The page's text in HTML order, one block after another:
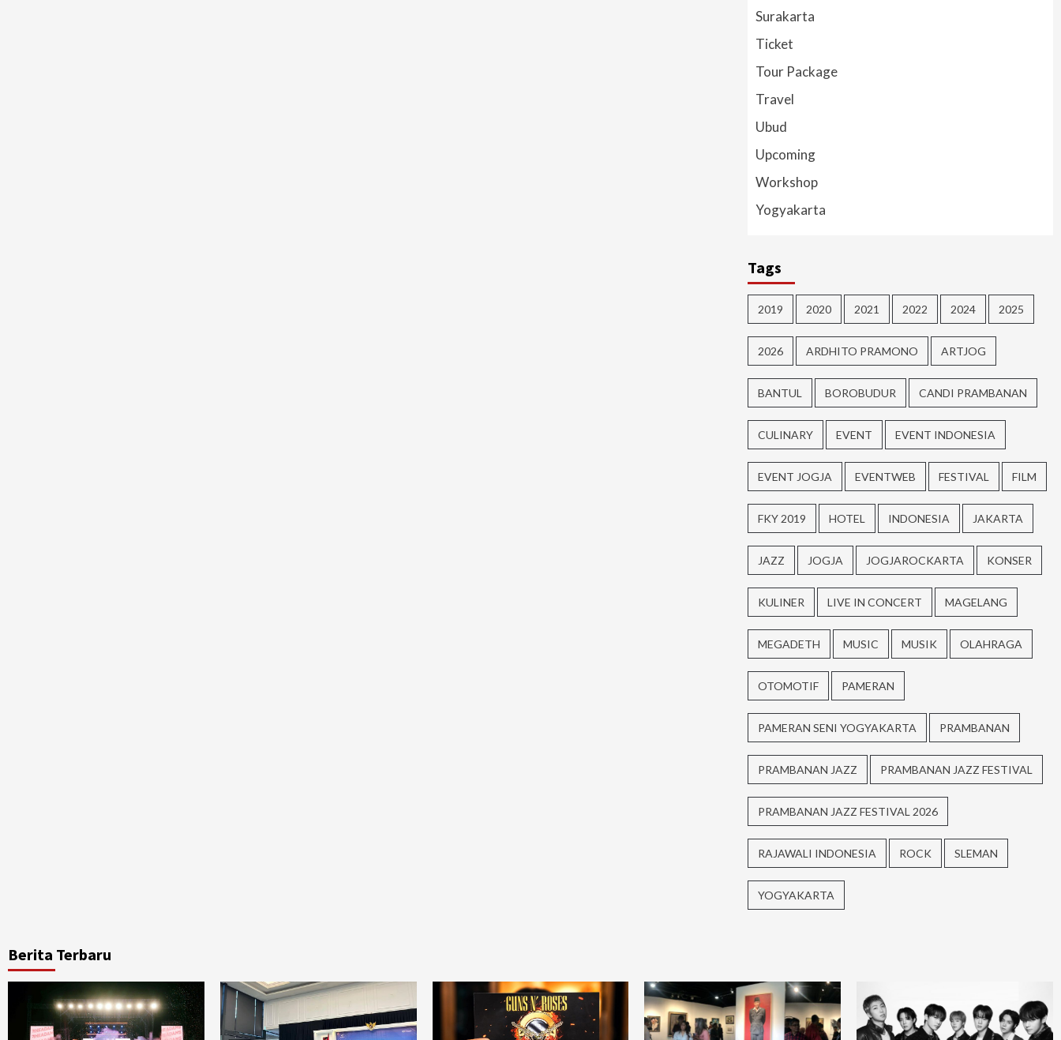
Surakarta
Ticket
Tour Package
Travel
Ubud
Upcoming
Workshop
Yogyakarta
Tags
2019 2020 2021 2022 2024 2025
2026 ARDHITO PRAMONO ARTJOG
BANTUL BOROBUDUR CANDI PRAMBANAN
CULINARY EVENT EVENT INDONESIA
EVENT JOGJA EVENTWEB FESTIVAL FILM
FKY 2019 HOTEL INDONESIA JAKARTA
JAZZ JOGJA JOGJAROCKARTA KONSER
KULINER LIVE IN CONCERT MAGELANG
MEGADETH MUSIC MUSIK OLAHRAGA
OTOMOTIF PAMERAN
PAMERAN SENI YOGYAKARTA PRAMBANAN
PRAMBANAN JAZZ PRAMBANAN JAZZ FESTIVAL
PRAMBANAN JAZZ FESTIVAL 2026
RAJAWALI INDONESIA ROCK SLEMAN
YOGYAKARTA
Berita Terbaru